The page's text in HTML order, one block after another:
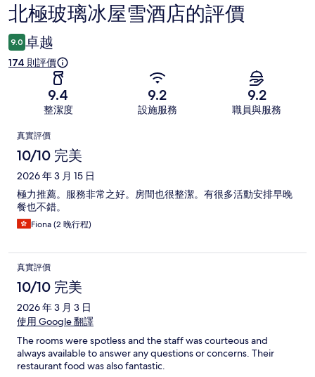
評
價
北極玻璃冰屋雪酒店的評價
9.0 卓越
174 則評價
9.4
整潔度
9.2
設施服務
9.2
職員與服務
評
價
真實評價
10/10 完美
2026 年 3 月 15 日
極力推薦。服務非常之好。房間也很整潔。有很多活動安排早晚
餐也不錯。
Fiona (2 晚行程)
真實評價
10/10 完美
2026 年 3 月 3 日
使用 Google 翻譯
The rooms were spotless and the staff was courteous and
always available to answer any questions or concerns. Their
restaurant food was also fantastic.